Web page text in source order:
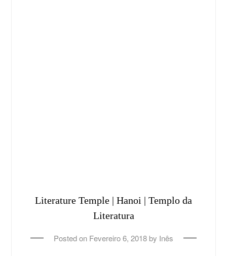
Literature Temple | Hanoi | Templo da
Literatura
Posted on Fevereiro 6, 2018 by Inês